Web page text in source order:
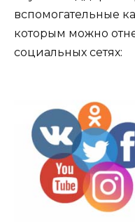
вспомогательные
которым можно
социальных сетях: